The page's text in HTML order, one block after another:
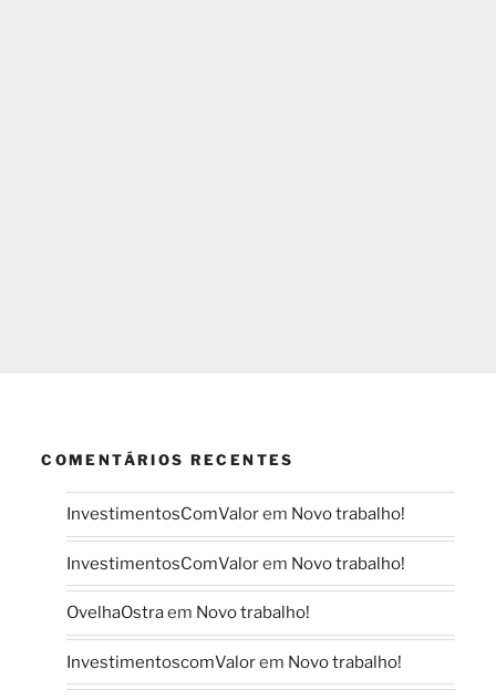
COMENTÁRIOS RECENTES
InvestimentosComValorem Novo trabalho!
InvestimentosComValorem Novo trabalho!
OvelhaOstraem Novo trabalho!
InvestimentoscomValorem Novo trabalho!